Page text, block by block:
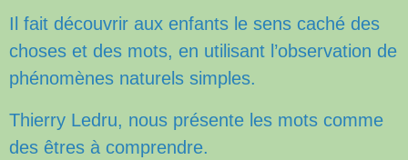
Il fait découvrir aux enfants le sens caché des
choses et des mots, en utilisant l’observation de
phénomènes naturels simples.
Thierry Ledru, nous présente les mots comme
des êtres à comprendre.